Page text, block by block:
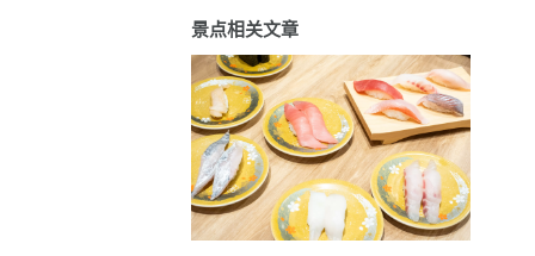
景点相关文章